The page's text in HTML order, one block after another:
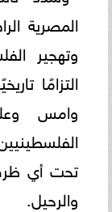
المصرية
وتهجير
التزامًا
وامس
تحت أي
والرحيل.